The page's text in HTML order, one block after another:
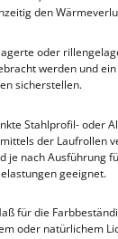
den
oder
werden und
sicherstellen.
Stahlprofil- oder
der Laufrollen
je nach Ausführung
geeignet.
für die
oder natürlichem